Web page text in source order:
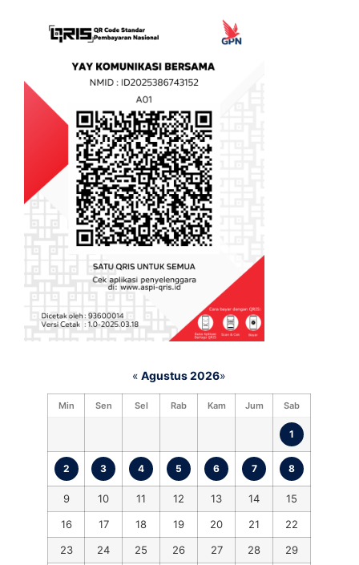
« Agustus 2026»
Min Sen Sel Rab Kam Jum Sab
1
2 3 4 5 6 7 8
9 10 11 12 13 14
15
16
17 18 19 20 21
22
23
24 25 26 27 28
29